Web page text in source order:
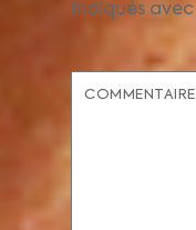
indiqués avec
COMMENTAIRE